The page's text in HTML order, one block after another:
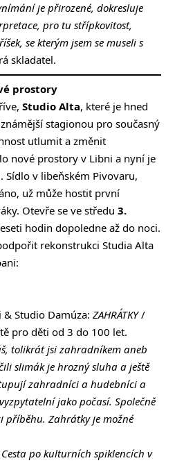
je přirozené, dokresluje
pro tu střípkovitost,
se kterým jsem se museli s
skladatel.
prostory
Studio Alta, které je hned
stagionou pro současný
utlumit a změnit
nové prostory v Libni a nyní je
Sídlo v libeňském Pivovaru,
už může hostit první
Otevře se ve středu 3.
hodin dopoledne až do noci.
rekonstrukci Studia Alta
:
Studio Damúza: ZAHRÁTKY/
pro děti od 3 do 100 let.
tolikrát jsi zahradníkem aneb
slimák je hrozný sluha a ještě
zahradníci a hudebníci a
jako počasí. Společně
příběhu. Zahrátky je možné
Cesta po kulturních spiklencích v